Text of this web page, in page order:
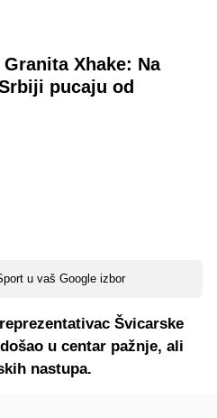
Xhake: Na
pucaju od
u vaš Google izbor
Švicarske
u centar pažnje, ali
nastupa.